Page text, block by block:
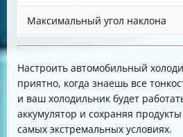
Максимальный угол наклона
Настроить автомобильный
приятно, когда знаешь все
и ваш холодильник будет
аккумулятор и сохраняя
самых экстремальных условиях.